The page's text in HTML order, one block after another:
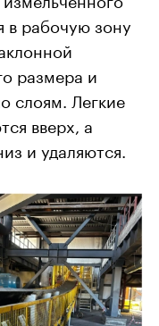
в рабочую зону
размера и
слоям. Легкие
вверх, а
и удаляются.